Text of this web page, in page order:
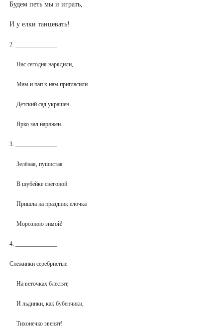
Будем петь мы и играть,
И у елки танцевать!
2. ______________
Нас сегодня нарядили,
Мам и пап к нам пригласили.
Детский сад украшен
Ярко зал наряжен.
3. ______________
Зелёная, пушистая
В шубейке снеговой
Пришла на праздник елочка
Морозною зимой!
4. ______________
Снежинки серебристые
На веточках блестят,
И льдинки, как бубенчики,
Тихонечко звенят!